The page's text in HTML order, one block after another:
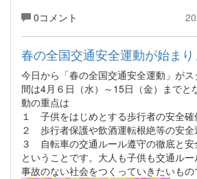
0コメント
春の全国交通安全運動が始まり
今日から「春の全国交通安全運動」が
間は4月６日（水）～15日（金）までと
動の重点は
１ 子供をはじめとする歩行者の安全確
２ 歩行者保護や飲酒運転根絶等の安全
３ 自転車の交通ルール遵守の徹底と安
ということです。大人も子供も交通ルー
事故のない社会をつくっていきたいもの